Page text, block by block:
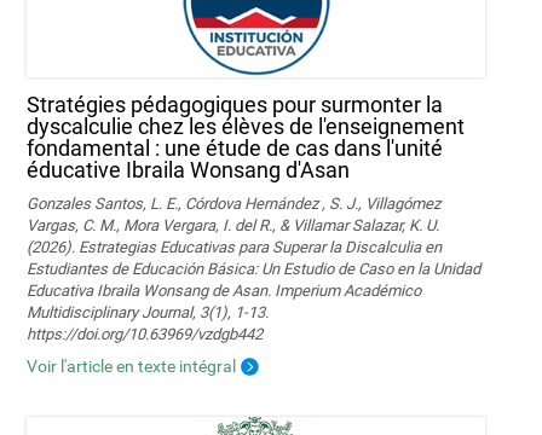
Stratégies pédagogiques pour surmonter la
dyscalculie chez les élèves de l'enseignement
fondamental : une étude de cas dans l'unité
éducative Ibraila Wonsang d'Asan
Gonzales Santos, L. E., Córdova Hernández , S. J., Villagómez
Vargas, C. M., Mora Vergara, I. del R., & Villamar Salazar, K. U.
(2026). Estrategias Educativas para Superar la Discalculia en
Estudiantes de Educación Básica: Un Estudio de Caso en la Unidad
Educativa Ibraila Wonsang de Asan. Imperium Académico
Multidisciplinary Journal, 3(1), 1-13.
https://doi.org/10.63969/vzdgb442
Voir l'article en texte intégral